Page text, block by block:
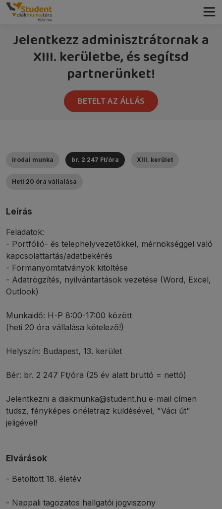
Jelentkezz adminisztrátornak a
XIII. kerületbe, és segítsd
partnerünket!
BETELT AZ ÁLLÁS
irodai munka br. 2 247 Ft/óra XIII. kerület
Heti 20 óra vállalása
Leírás
Feladatok:
- Portfólió- és telephelyvezetőkkel, mérnökséggel való
kapcsolattartás/adatbekérés
- Formanyomtatványok kitöltése
- Adatrögzítés, nyilvántartások vezetése (Word, Excel,
Outlook)
Munkaidő: H-P 8:00-17:00 között
(heti 20 óra vállalása kötelező!)
Helyszín: Budapest, 13. kerület
Bér: br. 2 247 Ft/óra (25 év alatt bruttó = nettó)
Jelentkezni a diakmunka@student.hu e-mail címen
tudsz, fényképes önéletrajz küldésével, "Váci út"
jeligével!
Elvárások
- Betöltött 18. életév
- Nappali tagozatos hallgatói jogviszony